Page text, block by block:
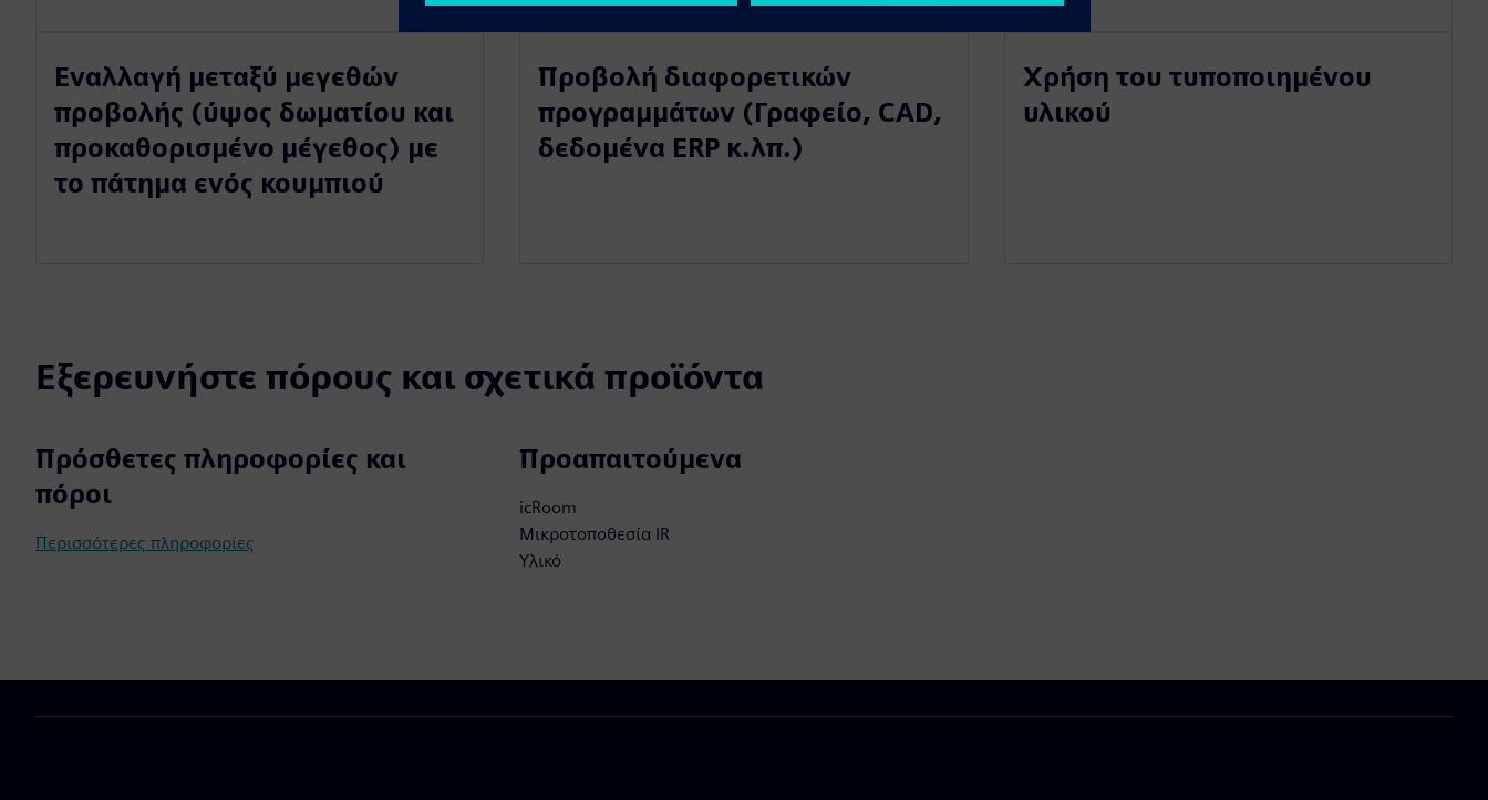
Εναλλαγή μεταξύ μεγεθών
προβολής (ύψος δωματίου και
προκαθορισμένο μέγεθος) με
το πάτημα ενός κουμπιού
Προβολή διαφορετικών
προγραμμάτων (Γραφείο, CAD,
δεδομένα ERP κ.λπ.)
Χρήση του τυποποιημένου
υλικού
Εξερευνήστε πόρους και σχετικά προϊόντα
Πρόσθετες πληροφορίες και
πόροι
Περισσότερες πληροφορίες
Προαπαιτούμενα
icRoom
Μικροτοποθεσία IR
Υλικό